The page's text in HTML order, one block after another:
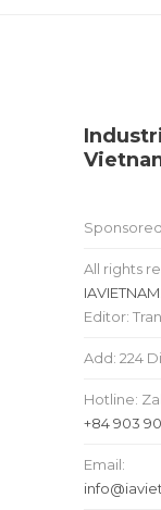
All rights
Editor:
Add: 224
Hotline:
+84 903
Email: